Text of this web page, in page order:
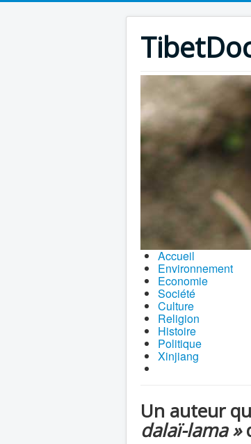
Accueil
Environnement
Economie
Société
Culture
Religion
Histoire
Politique
Xinjiang
Un auteur
dalaï-lama »